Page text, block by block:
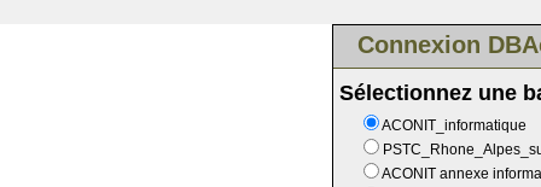
Connexion
Sélectionnez une
ACONIT_informatique
ACONIT annexe